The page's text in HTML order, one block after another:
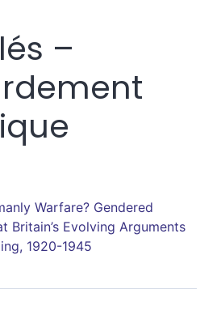
–
Warfare? Gendered
Britain’s Evolving Arguments
1920-1945